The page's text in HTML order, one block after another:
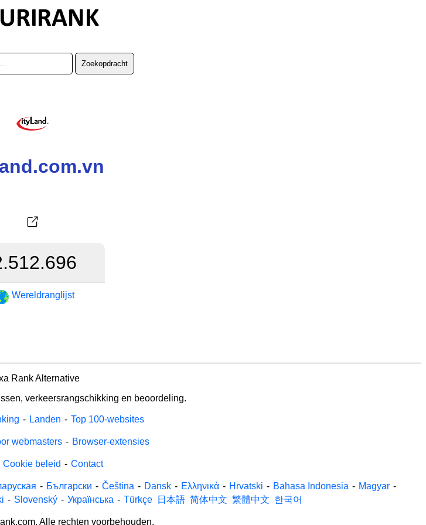
Wereldranglijst
Rank Alternative
verkeersrangschikking en beoordeling.
- Landen - Top 100-websites
webmasters - Browser-extensies
Cookie beleid - Contact
- Български - Čeština - Dansk - Ελληνικά - Hrvatski - Bahasa Indonesia - Magyar -
- Slovenský - Українська - Türkçe 日本語 简体中文 繁體中文 한국어
Alle rechten voorbehouden.